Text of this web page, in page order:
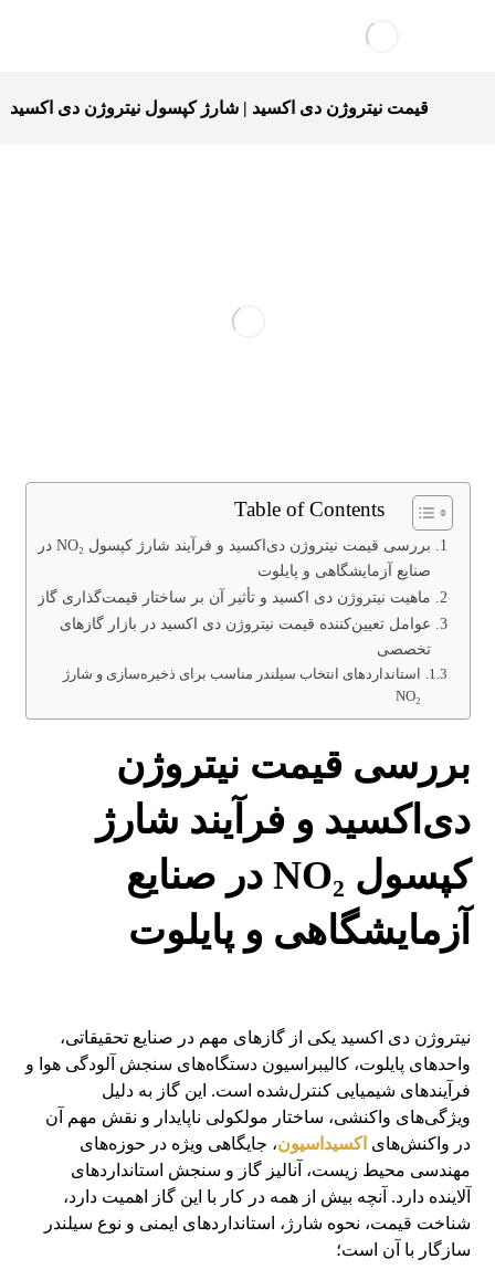
قیمت نیتروژن دی اکسید | شارژ کپسول نیتروژن دی اکسید
Table of Contents
بررسی قیمت نیتروژن دی‌اکسید و فرآیند شارژ کپسول NO₂ در
صنایع آزمایشگاهی و پایلوت
ماهیت نیتروژن دی اکسید و تأثیر آن بر ساختار قیمت‌گذاری گاز
عوامل تعیین‌کننده قیمت نیتروژن دی اکسید در بازار گازهای
تخصصی
استانداردهای انتخاب سیلندر مناسب برای ذخیره‌سازی و شارژ
NO₂
بررسی قیمت نیتروژن
دی‌اکسید و فرآیند شارژ
کپسول NO₂ در صنایع
آزمایشگاهی و پایلوت
نیتروژن دی اکسید یکی از گازهای مهم در صنایع تحقیقاتی،
واحدهای پایلوت، کالیبراسیون دستگاه‌های سنجش آلودگی هوا و
فرآیندهای شیمیایی کنترل‌شده است. این گاز به دلیل
ویژگی‌های واکنشی، ساختار مولکولی ناپایدار و نقش مهم آن
در واکنش‌های اکسیداسیون، جایگاهی ویژه در حوزه‌های
مهندسی محیط‌ زیست، آنالیز گاز و سنجش استانداردهای
آلاینده دارد. آنچه بیش از همه در کار با این گاز اهمیت دارد،
شناخت قیمت، نحوه شارژ، استانداردهای ایمنی و نوع سیلندر
سازگار با آن است؛